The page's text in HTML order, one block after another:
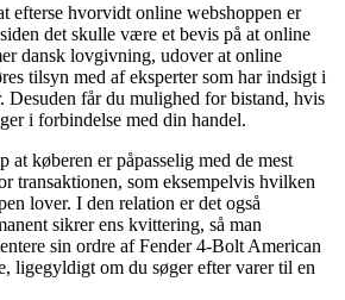
efterse hvorvidt online webshoppen er
det skulle være et bevis på at online
dansk lovgivning, udover at online
tilsyn med af eksperter som har indsigt i
Desuden får du mulighed for bistand, hvis
i forbindelse med din handel.
at køberen er påpasselig med de mest
transaktionen, som eksempelvis hvilken
lover. I den relation er det også
sikrer ens kvittering, så man
sin ordre af Fender 4-Bolt American
ligegyldigt om du søger efter varer til en